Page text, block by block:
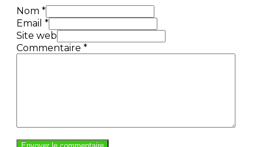
Nom *
Email *
Site web
Commentaire *